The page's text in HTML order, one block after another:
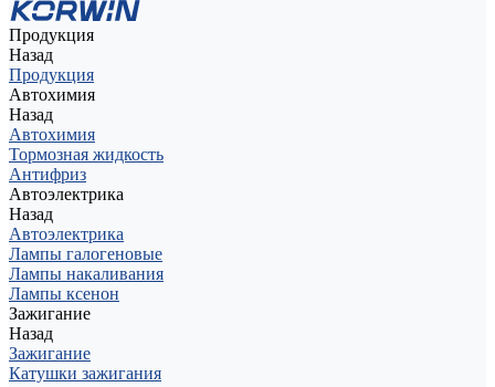
Продукция
Назад
Продукция
Автохимия
Назад
Автохимия
Тормозная жидкость
Антифриз
Автоэлектрика
Назад
Автоэлектрика
Лампы галогеновые
Лампы накаливания
Лампы ксенон
Зажигание
Назад
Зажигание
Катушки зажигания